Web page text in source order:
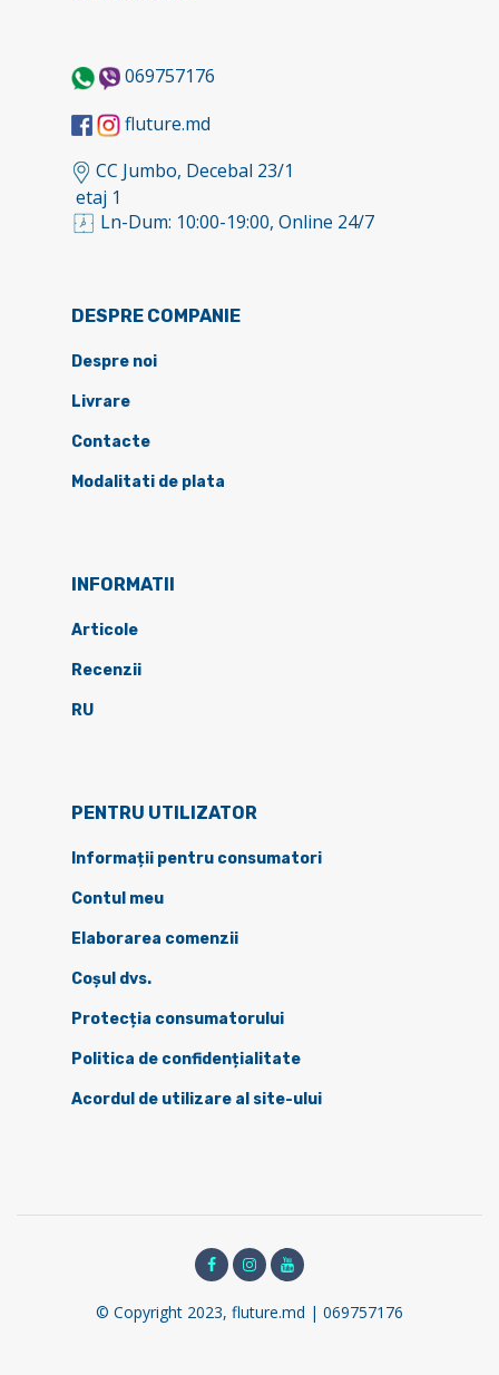
069757176
fluture.md
CC Jumbo, Decebal 23/1
etaj 1
Ln-Dum: 10:00-19:00, Online 24/7
DESPRE COMPANIE
Despre noi
Livrare
Contacte
Modalitati de plata
INFORMATII
Articole
Recenzii
RU
PENTRU UTILIZATOR
Informații pentru consumatori
Contul meu
Elaborarea comenzii
Coșul dvs.
Protecția consumatorului
Politica de confidențialitate
Acordul de utilizare al site-ului
© Copyright 2023, fluture.md | 069757176